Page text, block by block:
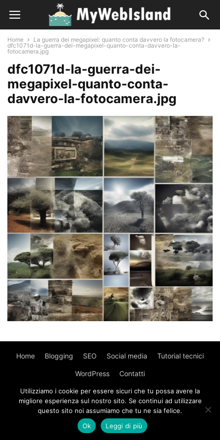
Home
La guerra dei megapixel: quanto conta davvero la fotocamera?
dfc1071d-la-guerra-dei-megapixel-quanto-conta-davvero-la-
fotocamera.jpg
dfc1071d-la-guerra-dei-
megapixel-quanto-conta-
davvero-la-fotocamera.jpg
Home Blogging SEO Social media Tutorial tecnici
WordPress Contatti
© Copyright 2017 - MyWebIsland. Privacy Policy -Cookie
Policy
Utilizziamo i cookie per essere sicuri che tu possa avere la
migliore esperienza sul nostro sito. Se continui ad utilizzare
questo sito noi assumiamo che tu ne sia felice.
Ok
Leggi di più